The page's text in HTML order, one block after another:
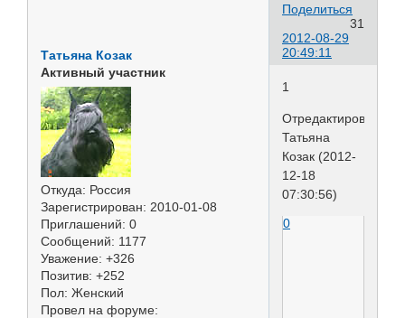
Поделиться
31
2012-08-29
20:49:11
Татьяна Козак
Активный участник
Откуда: Россия
Зарегистрирован: 2010-01-08
Приглашений: 0
Сообщений: 1177
Уважение: +326
Позитив: +252
Пол: Женский
Провел на форуме:
1
Отредактировано
Татьяна
Козак (2012-
12-18
07:30:56)
0